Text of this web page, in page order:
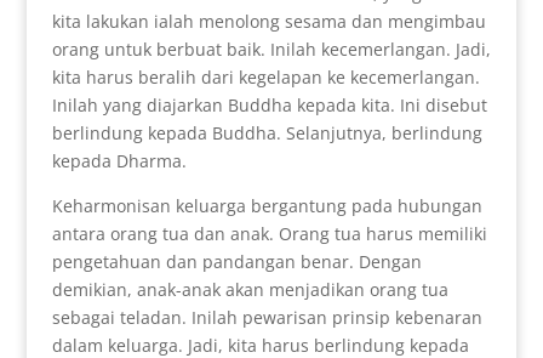
kita lakukan ialah menolong sesama dan mengimbau
orang untuk berbuat baik. Inilah kecemerlangan. Jadi,
kita harus beralih dari kegelapan ke kecemerlangan.
Inilah yang diajarkan Buddha kepada kita. Ini disebut
berlindung kepada Buddha. Selanjutnya, berlindung
kepada Dharma.
Keharmonisan keluarga bergantung pada hubungan
antara orang tua dan anak. Orang tua harus memiliki
pengetahuan dan pandangan benar. Dengan
demikian, anak-anak akan menjadikan orang tua
sebagai teladan. Inilah pewarisan prinsip kebenaran
dalam keluarga. Jadi, kita harus berlindung kepada